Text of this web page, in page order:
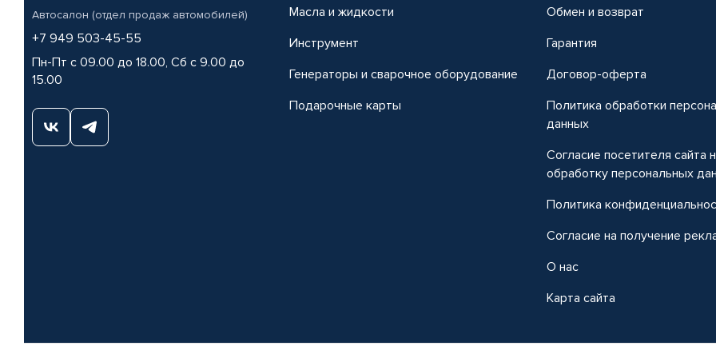
Автосалон (отдел продаж автомобилей)
+7 949 503-45-55
Пн-Пт с 09.00 до 18.00, Сб с 9.00 до
15.00
Масла и жидкости
Инструмент
Генераторы и сварочное оборудование
Подарочные карты
Обмен и возврат
Гарантия
Договор-оферта
Политика обработки
данных
Согласие посетителя сайта
обработку персональных
Политика
Согласие на получение
О нас
Карта сайта